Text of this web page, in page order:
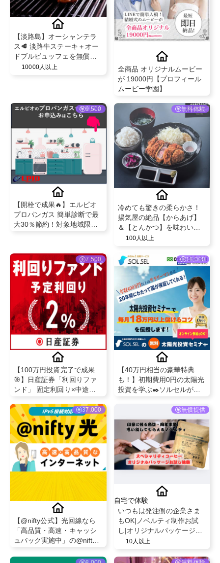
【淡路島】オーシャンテラ
ス🥩 淡路牛ステーキ＋オー
ドブルビュッフェを無償提
供！お食事と一緒に播磨灘
10000人以上
全商品 オリジナルムービー
が 19000円【プロフィール
ムービー学園】
9,500
【開栓で成果🔥】エルピオ
プロパンガス 簡単診断で最
大30％節約！対象地域限定
無料体験
冷めても驚きの柔らかさ！
揚気屋の絶品【からあげ】
＆【とんかつ】を味わいま
せんか✨？？
100人以上
7,500
【100万円投資完了で成果
🎯】日産証券「利回りファ
ンド」 固定利回り×中途解
営の安心投資案件
18,000
【40万円相当の豪華特典
も！】初期費用0円の太陽光
投資を学ぶ✒️ソルセルが実
37,000
【@nifty公式】光回線なら
「高品質・高速・キャッシ
ュバック実施中」の@nifty
無償提供
自宅で体験
いつもは発注側の企業さま
もOK|ノベルティ制作お試
し|オリジナルパッケージで
高級コーヒーを贈る体験を
10人以上